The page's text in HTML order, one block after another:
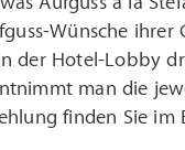
Wünsche ihrer
der Hotel-Lobby
man die
finden Sie im